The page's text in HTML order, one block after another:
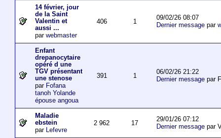
14 février, jour
de la Saint
Valentin et
aussi ...
par webmaster
406 1
09/02/26 08:07
Dernier messagepar
Enfant
drepanocytaire
opéré d une
TGV présentant
une stenose
par Fofana
tanoh Yolande
épouse angoua
391 1
06/02/26 21:22
Dernier messagepar
Maladie
ebstein
par Lefevre
2 962 17
29/01/26 07:12
Dernier messagepar